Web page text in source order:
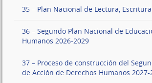
35 – Plan Nacional de Lectura,
36 – Segundo Plan Nacional de
Humanos 2026-2029
37 – Proceso de construcción del
de Acción de Derechos Humanos 2027-